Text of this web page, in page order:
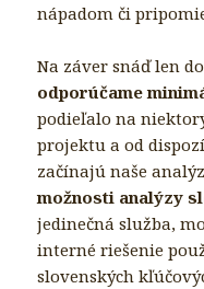
nápadom či
Na záver snáď len
odporúčame
podieľalo na
projektu a od
začínajú naše
možnosti analýzy
jedinečná služba,
interné riešenie
slovenských